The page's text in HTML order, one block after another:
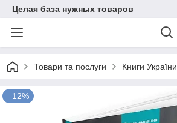
Целая база нужных товаров
Товари та послуги Книги України
–12%